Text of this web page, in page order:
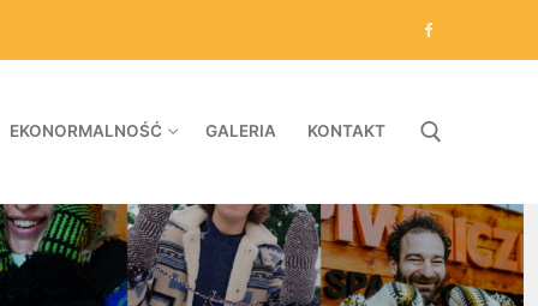
EKONORMALNOŚĆ GALERIA KONTAKT
Search for: